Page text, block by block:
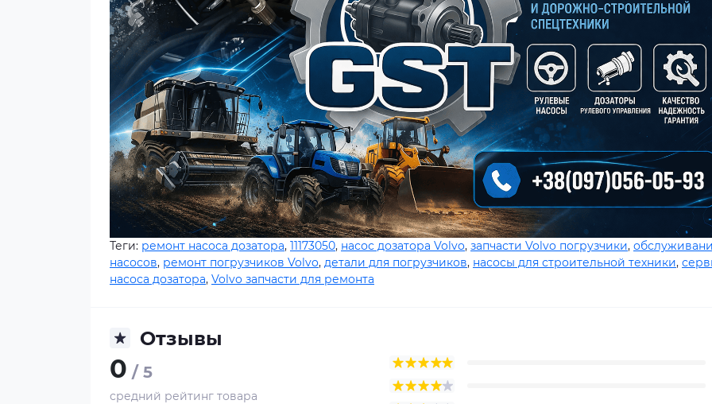
Теги: ремонт насоса дозатора, 11173050, насос дозатора Volvo, запчасти Volvo погрузчики,
насосов, ремонт погрузчиков Volvo, детали для погрузчиков, насосы для строительной техники,
насоса дозатора, Volvo запчасти для ремонта
Отзывы
0 / 5
средний рейтинг товара